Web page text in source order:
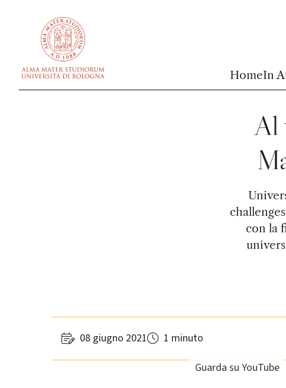
HomeIn
Al
con la
08 giugno 2021
1 minuto
Guarda su YouTube